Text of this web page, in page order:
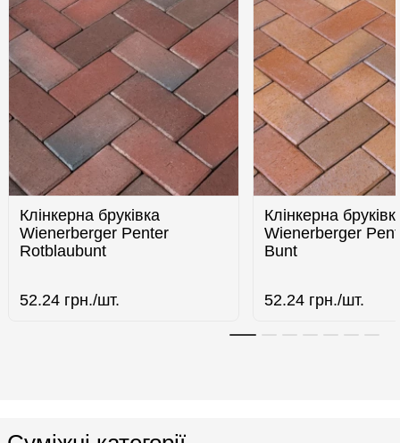
Клінкерна бруківка
Wienerberger Penter
Rotblaubunt
52.24 грн./шт.
Клінкерна
Wienerberger
Bunt
52.24 грн./шт.